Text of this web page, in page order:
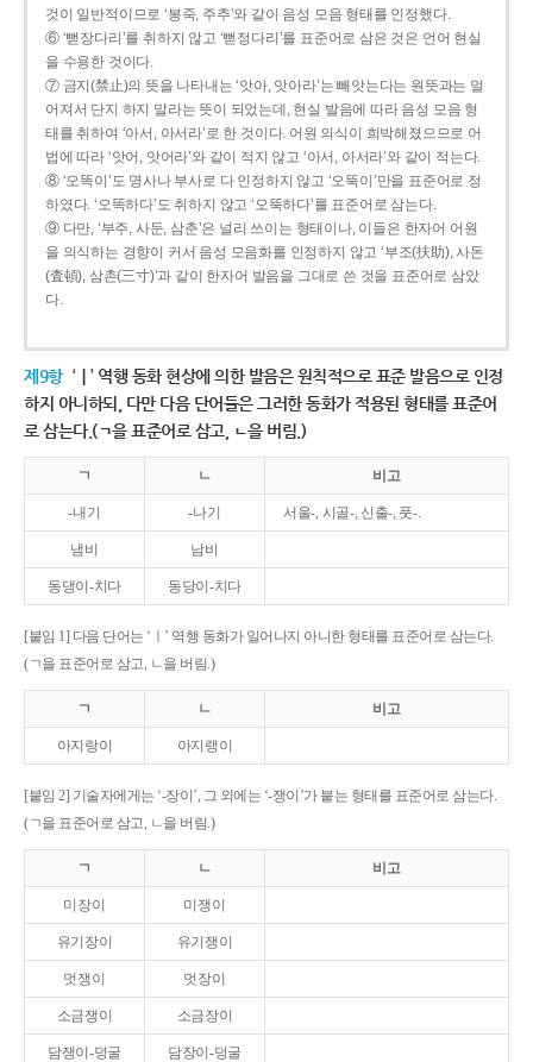
것이 일반적이므로 ‘봉죽, 주추’와 같이 음성 모음 형태를 인정했다.
⑥ ‘뻗장다리’를 취하지 않고 ‘뻗정다리’를 표준어로 삼은 것은 언어 현실
을 수용한 것이다.
⑦ 금지(禁止)의 뜻을 나타내는 ‘앗아, 앗아라’는 빼앗는다는 원뜻과는 멀
어져서 단지 하지 말라는 뜻이 되었는데, 현실 발음에 따라 음성 모음 형
태를 취하여 ‘아서, 아서라’로 한 것이다. 어원 의식이 희박해졌으므로 어
법에 따라 ‘앗어, 앗어라’와 같이 적지 않고 ‘아서, 아서라’와 같이 적는다.
⑧ ‘오똑이’도 명사나 부사로 다 인정하지 않고 ‘오뚝이’만을 표준어로 정
하였다. ‘오똑하다’도 취하지 않고 ‘오뚝하다’를 표준어로 삼는다.
⑨ 다만, ‘부주, 사둔, 삼춘’은 널리 쓰이는 형태이나, 이들은 한자어 어원
을 의식하는 경향이 커서 음성 모음화를 인정하지 않고 ‘부조(扶助), 사돈
(査頓), 삼촌(三寸)’과 같이 한자어 발음을 그대로 쓴 것을 표준어로 삼았
다.
제9항 ‘ㅣ’ 역행 동화 현상에 의한 발음은 원칙적으로 표준 발음으로 인정
하지 아니하되, 다만 다음 단어들은 그러한 동화가 적용된 형태를 표준어
로 삼는다.(ㄱ을 표준어로 삼고, ㄴ을 버림.)
ㄱ ㄴ 비고
-내기 -나기 서울-, 시골-, 신출-, 풋-.
냄비 남비
동댕이-치다 동당이-치다
[붙임 1] 다음 단어는 ‘ㅣ’ 역행 동화가 일어나지 아니한 형태를 표준어로 삼는다.
(ㄱ을 표준어로 삼고, ㄴ을 버림.)
ㄱ ㄴ 비고
아지랑이 아지랭이
[붙임 2] 기술자에게는 ‘-장이’, 그 외에는 ‘-쟁이’가 붙는 형태를 표준어로 삼는다.
(ㄱ을 표준어로 삼고, ㄴ을 버림.)
ㄱ ㄴ 비고
미장이 미쟁이
유기장이 유기쟁이
멋쟁이 멋장이
소금쟁이 소금장이
담쟁이-덩굴 담장이-덩굴